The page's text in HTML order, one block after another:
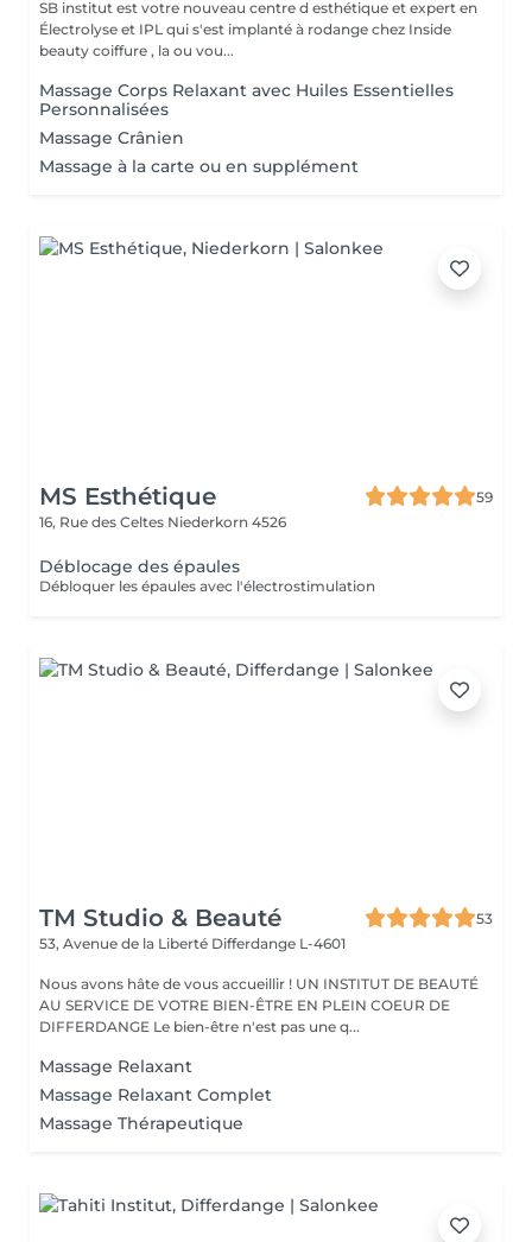
SB institut est votre nouveau centre d esthétique et expert en
Électrolyse et IPL qui s'est implanté à rodange chez Inside
beauty coiffure , la ou vou...
Massage Corps Relaxant avec Huiles Essentielles
Personnalisées
Massage Crânien
Massage à la carte ou en supplément
MS Esthétique
59
16, Rue des Celtes Niederkorn 4526
Déblocage des épaules
Débloquer les épaules avec l'électrostimulation
TM Studio & Beauté
53
53, Avenue de la Liberté Differdange L-4601
Nous avons hâte de vous accueillir ! UN INSTITUT DE BEAUTÉ
AU SERVICE DE VOTRE BIEN-ÊTRE EN PLEIN COEUR DE
DIFFERDANGE Le bien-être n'est pas une q...
Massage Relaxant
Massage Relaxant Complet
Massage Thérapeutique